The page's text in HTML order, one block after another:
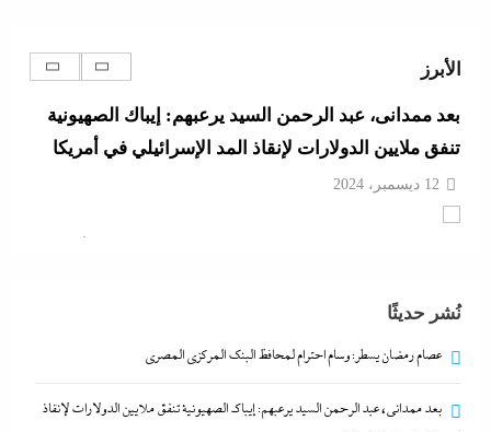
الأبرز
بعد ممدانى، عبد الرحمن السيد يرعبهم: إيباك الصهيونية
تنفق ملايين الدولارات لإنقاذ المد الإسرائيلي في أمريكا
12 ديسمبر، 2024
كيف فجر خروج سفينة التغييز المحترقة في دمياط أزمة
الإعلانات تعطل اتفاق الأهلى مع إمام عاشور
نُشر حديثًا
عصام رمضان يسطر: وسام احترام لمحافظ البنك المركزى المصري
بعد ممدانى، عبد الرحمن السيد يرعبهم: إيباك الصهيونية تنفق ملايين الدولارات لإنقاذ